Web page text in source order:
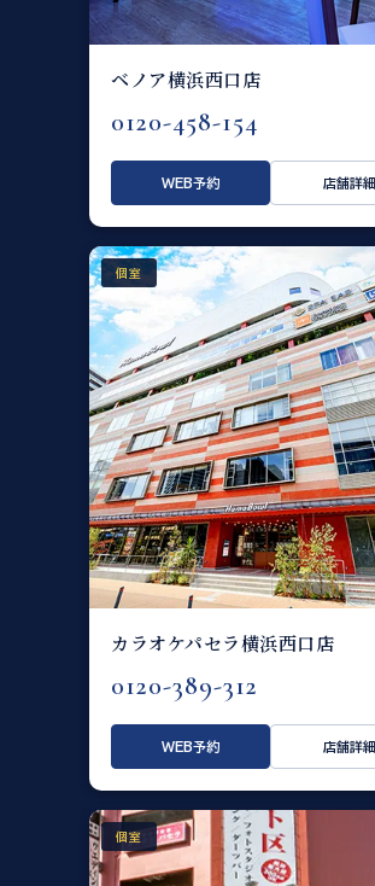
ベノア横浜西口店
0120-458-154
WEB予約 店舗詳細
個室
カラオケパセラ横浜西口店
0120-389-312
WEB予約 店舗詳細
個室